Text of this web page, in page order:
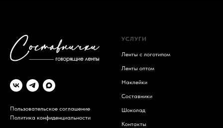
Пользовательское соглашение
Политика конфиденциальности
УСЛУГИ
Ленты с логотипом
Ленты оптом
Наклейки
Составники
Шоколад
Контакты